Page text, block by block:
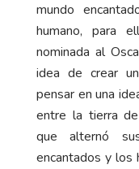
mundo
humano, para
nominada al
idea de crear
pensar en una
entre la tierra
que alternó
encantados y los